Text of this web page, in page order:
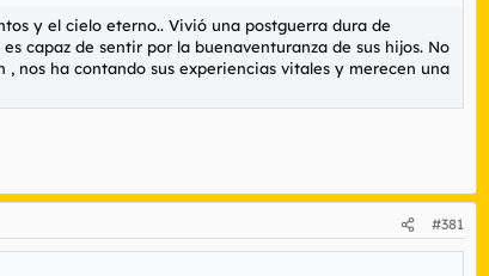
y el cielo eterno.. Vivió una postguerra dura de
capaz de sentir por la buenaventuranza de sus hijos. No
nos ha contando sus experiencias vitales y merecen una
#381